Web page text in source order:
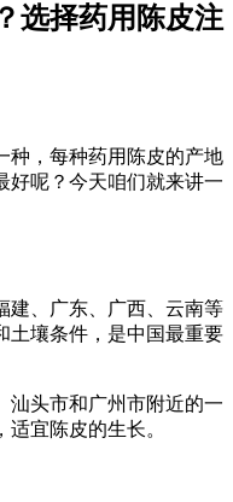
选择药用陈皮注
种，每种药用陈皮的产地
好呢？今天咱们就来讲一
建、广东、广西、云南等
土壤条件，是中国最重要
汕头市和广州市附近的一
宜陈皮的生长。